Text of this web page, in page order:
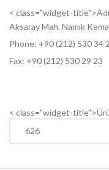
< class="widget-
Aksaray Mah. Namık
Phone: +90 (212) 530 34
Fax: +90 (212) 530 29 23
< class="widget-